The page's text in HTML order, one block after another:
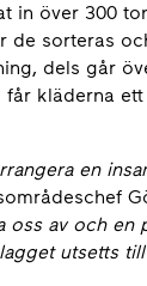
in över 300
de sorteras
dels går
kläderna
en
oss av och
utsetts